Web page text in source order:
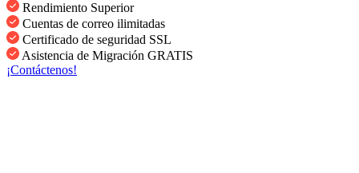
Rendimiento Superior
Cuentas de correo ilimitadas
Certificado de seguridad SSL
Asistencia de Migración GRATIS
¡Contáctenos!